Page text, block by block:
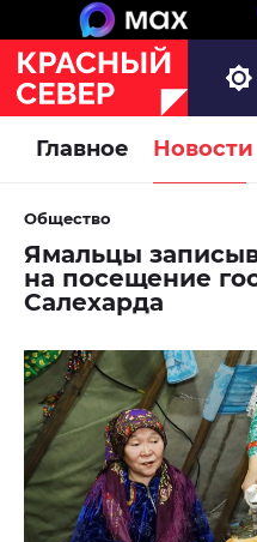
Главное Новости
Общество
Ямальцы
на посещение
Салехарда